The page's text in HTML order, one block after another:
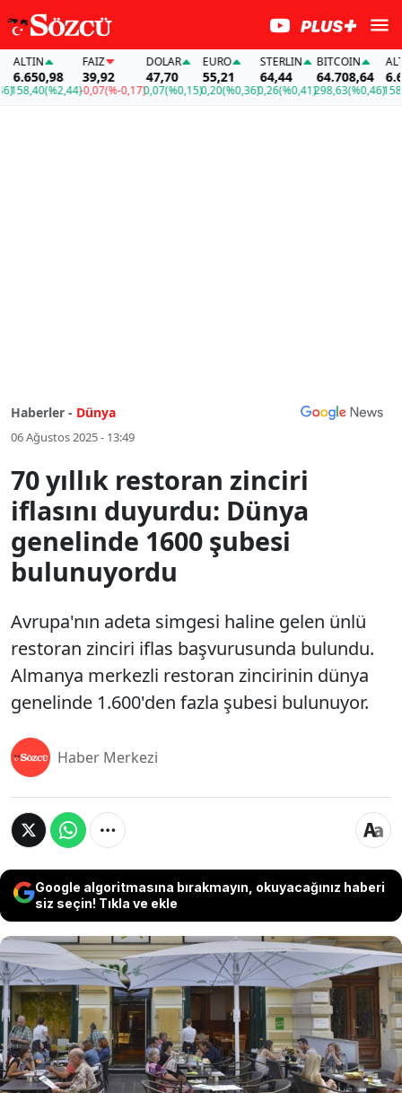
(%2,44)
FAİZ
39,92
-0,07(%-0,17)
DOLAR
47,70
0,07(%0,15)
EURO
55,21
0,20(%0,36)
STERLIN
64,44
0,26(%0,41)
BITCOIN
64.708,64
298,63(%0,46)
ALTIN
158,40
Haberler - Dünya
06 Ağustos 2025 - 13:49
70 yıllık restoran zinciri
iflasını duyurdu: Dünya
genelinde 1600 şubesi
bulunuyordu
Avrupa'nın adeta simgesi haline gelen ünlü
restoran zinciri iflas başvurusunda bulundu.
Almanya merkezli restoran zincirinin dünya
genelinde 1.600'den fazla şubesi bulunuyor.
Haber Merkezi
Google algoritmasına bırakmayın, okuyacağınız haberi
siz seçin! Tıkla ve ekle
Avrupa'nın adeta simgesi haline gelen ünlü
restoran zinciri iflas başvurusunda bulundu.
Almanya merkezli restoran zincirinin dünya
genelinde 1.600'den fazla şubesi bulunuyor.